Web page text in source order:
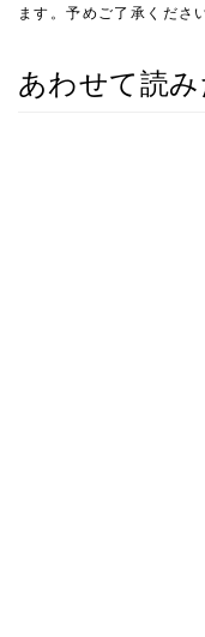
ます。予めご了承くださ
あわせて読